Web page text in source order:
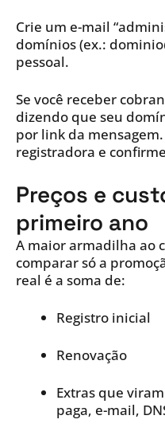
Crie um e-mail
domínios (ex.:
pessoal.
Se você receber
dizendo que seu
por link da
registradora e
Preços e
primeiro ano
A maior armadilha ao
comparar só a
real é a soma de:
Registro inicial
Renovação
Extras que
paga, e-mail,